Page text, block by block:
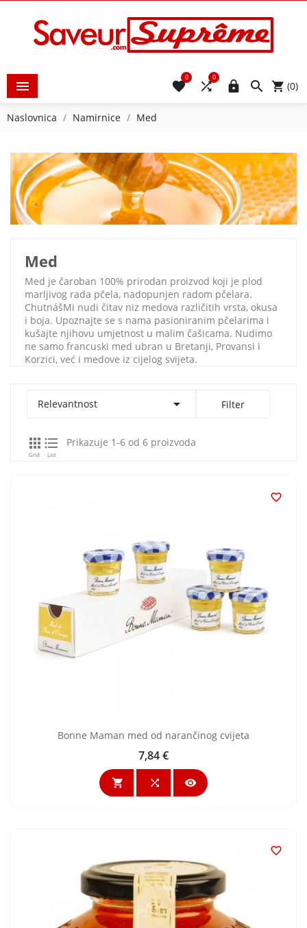
  (0)


0

0
Naslovnica Namirnice Med
Med
Med je čaroban 100% prirodan proizvod koji je plod
marljivog rada pčela, nadopunjen radom pčelara.
ChutnášMi nudi čitav niz medova različitih vrsta, okusa
i boja. Upoznajte se s nama pasioniranim pčelarima i
kušajte njihovu umjetnost u malim čašicama. Nudimo
ne samo francuski med ubran u Bretanji, Provansi i
Korzici, već i medove iz cijelog svijeta.
Relevantnost  Filter

Grid

List
Prikazuje 1-6 od 6 proizvoda

Bonne Maman med od narančinog cvijeta
Cijena
7,84 €
  
